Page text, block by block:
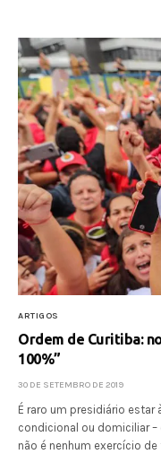
ARTIGOS
Ordem de Curitiba:
100%”
30 DE SETEMBRO DE 2019
É raro um presidiário estar
condicional ou domiciliar –
não é nenhum exercício